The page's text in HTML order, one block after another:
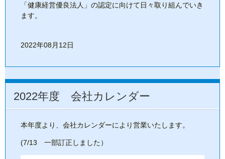
「健康経営優良法人」の認定に向けて日々取り組んでいき
ます。
2022年08月12日
2022年度 会社カレンダー
本年度より、会社カレンダーにより営業いたします。
(7/13 一部訂正しました）